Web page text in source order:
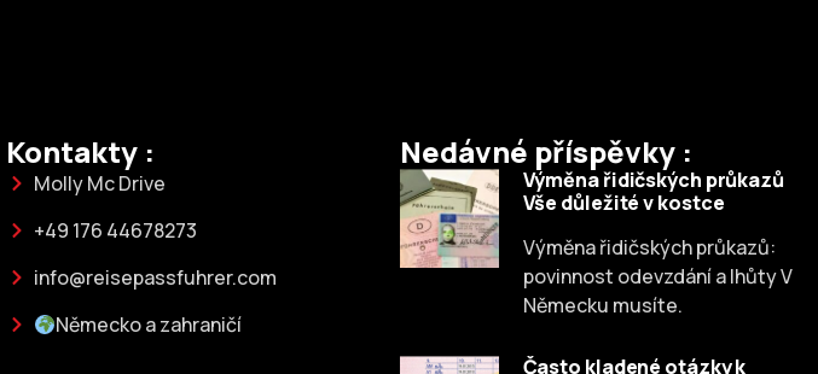
Kontakty :
Molly Mc Drive
+49 176 44678273
info@reisepassfuhrer.com
Německo a zahraničí
Nedávné příspěvky :
Výměna řidičských průkazů
Vše důležité v kostce
Výměna řidičských průkazů:
povinnost odevzdání a lhůty V
Německu musíte.
Často kladené otázky k
Chinese
Dutch
Russian